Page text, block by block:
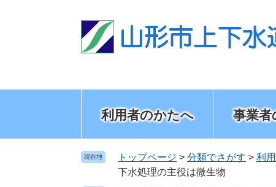
本
利用者のかたへ 事業者
現在地 トップページ > 分類でさがす > 利
下水処理の主役は微生物